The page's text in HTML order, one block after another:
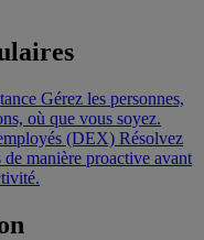
Gérez les personnes,
où que vous soyez.
(DEX) Résolvez
manière proactive avant